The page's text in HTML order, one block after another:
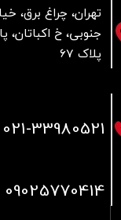
تهران، چراغ برق،
جنوبی، خ
پلاک 67
021-33980521
09025770414